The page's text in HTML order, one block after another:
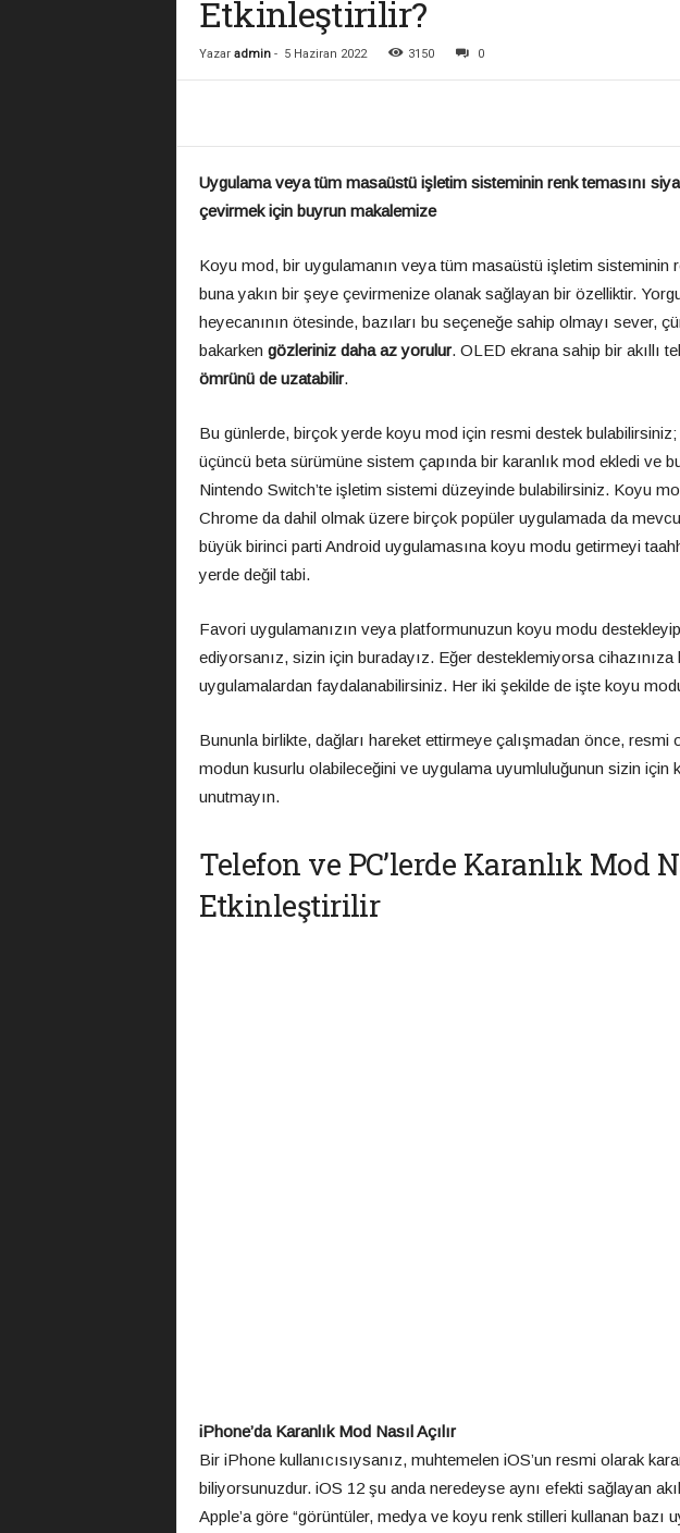
Etkinleştirilir?
Yazar admin- 5 Haziran 2022 3150 0
Uygulama veya tüm masaüstü işletim sisteminin renk temasını
çevirmek için buyrun makalemize
Koyu mod, bir uygulamanın veya tüm masaüstü işletim sisteminin
buna yakın bir şeye çevirmenize olanak sağlayan bir özelliktir.
heyecanının ötesinde, bazıları bu seçeneğe sahip olmayı sever,
bakarken gözleriniz daha az yorulur. OLED ekrana sahip bir akıllı
ömrünü de uzatabilir.
Bu günlerde, birçok yerde koyu mod için resmi destek bulabilirsiniz;
üçüncü beta sürümüne sistem çapında bir karanlık mod ekledi ve
Nintendo Switch’te işletim sistemi düzeyinde bulabilirsiniz. Koyu
Chrome da dahil olmak üzere birçok popüler uygulamada da
büyük birinci parti Android uygulamasına koyu modu getirmeyi
yerde değil tabi.
Favori uygulamanızın veya platformunuzun koyu modu
ediyorsanız, sizin için buradayız. Eğer desteklemiyorsa cihazınıza
uygulamalardan faydalanabilirsiniz. Her iki şekilde de işte koyu
Bununla birlikte, dağları hareket ettirmeye çalışmadan önce, resmi
modun kusurlu olabileceğini ve uygulama uyumluluğunun sizin için
unutmayın.
Telefon ve PC’lerde Karanlık Mod
Etkinleştirilir
iPhone’da Karanlık Mod Nasıl Açılır
Bir iPhone kullanıcısıysanız, muhtemelen iOS’un resmi olarak
biliyorsunuzdur. iOS 12 şu anda neredeyse aynı efekti sağlayan
Apple’a göre “görüntüler, medya ve koyu renk stilleri kullanan bazı